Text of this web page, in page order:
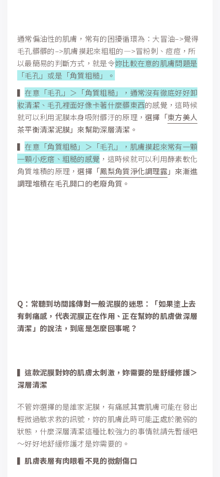
通常偏油性的肌膚，常有的困擾循環為：大冒油–>覺得
毛孔髒髒的–>肌膚摸起來粗粗的—>冒粉刺、痘痘，所
以最簡易的判斷方式，就是令妳比較在意的肌膚問題是
「毛孔」或是「角質粗糙」。
▍ 在意「毛孔」＞「角質粗糙」，通常沒有徹底好好卸
妝清潔、毛孔裡面好像卡著什麼髒東西的感覺，這時候
就可以利用泥膜本身吸附髒汙的原理， 選擇「東方美人
茶平衡清潔泥膜」來幫助深層清潔。
▍ 在意「角質粗糙」＞「毛孔」，肌膚摸起來常有一顆
一顆小疙瘩、粗糙的感覺 ，這時候就可以利用酵素軟化
角質堆積的原理， 選擇「鳳梨角質淨化調理露」來漸進
調理堆積在毛孔開口的老廢角質。
Q：常聽到坊間謠傳對一般泥膜的迷思：「如果塗上去
有刺痛感，代表泥膜正在作用、正在幫妳的肌膚做深層
清潔」的說法，到底是怎麼回事呢？
▍這款泥膜對妳的肌膚太刺激，妳需要的是舒緩修護＞
深層清潔
不管妳選擇的是誰家泥膜，有痛感其實肌膚可能在發出
輕微過敏求救的訊號，妳的肌膚此時可能正處於脆弱的
狀態，什麼深層清潔這種比較強力的事情就請先暫緩吧
～好好地舒緩修護才是妳需要的。
▍肌膚表層有肉眼看不見的微創傷口